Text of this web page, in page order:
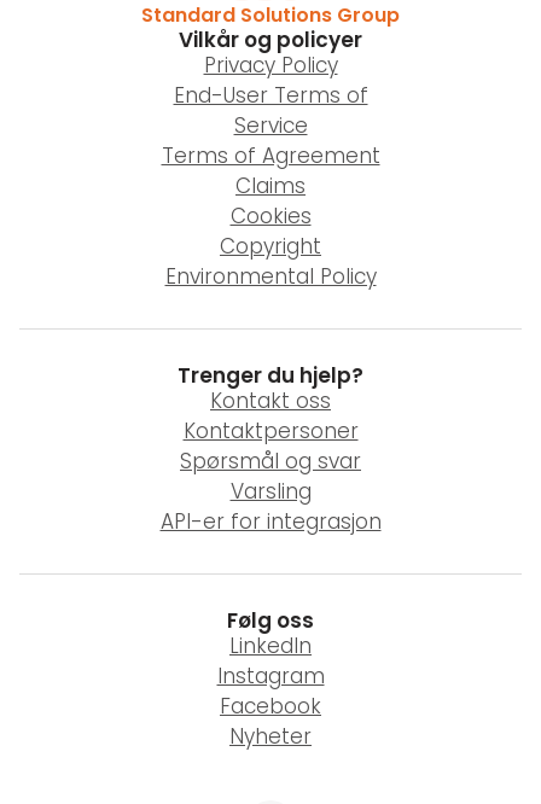
Standard Solutions Group
Vilkår og policyer
Privacy Policy
End-User Terms of
Service
Terms of Agreement
Claims
Cookies
Copyright
Environmental Policy
Trenger du hjelp?
Kontakt oss
Kontaktpersoner
Spørsmål og svar
Varsling
API-er for integrasjon
Følg oss
LinkedIn
Instagram
Facebook
Nyheter